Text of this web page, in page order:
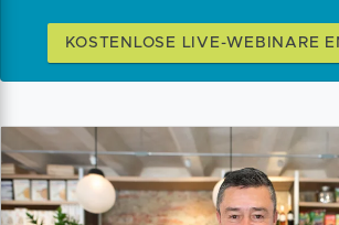
KOSTENLOSE LIVE-WEBINARE